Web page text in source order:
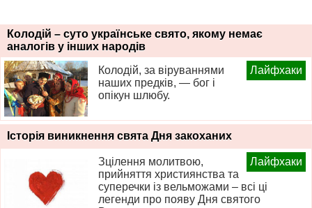
Колодій – суто українське свято, якому немає
аналогів у інших народів
Лайфхаки
Колодій, за віруваннями
наших предків, — бог і
опікун шлюбу.
Історія виникнення свята Дня закоханих
Лайфхаки
Зцілення молитвою,
прийняття християнства та
суперечки із вельможами – всі ці
легенди про появу Дня святого